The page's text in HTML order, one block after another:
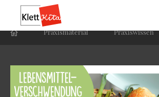
Praxis­material Praxis­wissen